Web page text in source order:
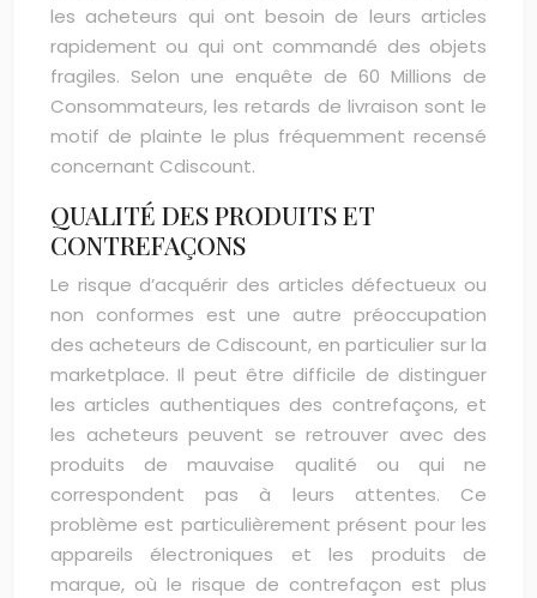
les acheteurs qui ont besoin de leurs articles
rapidement ou qui ont commandé des objets
fragiles. Selon une enquête de 60 Millions de
Consommateurs, les retards de livraison sont le
motif de plainte le plus fréquemment recensé
concernant Cdiscount.
QUALITÉ DES PRODUITS ET
CONTREFAÇONS
Le risque d’acquérir des articles défectueux ou
non conformes est une autre préoccupation
des acheteurs de Cdiscount, en particulier sur la
marketplace. Il peut être difficile de distinguer
les articles authentiques des contrefaçons, et
les acheteurs peuvent se retrouver avec des
produits de mauvaise qualité ou qui ne
correspondent pas à leurs attentes. Ce
problème est particulièrement présent pour les
appareils électroniques et les produits de
marque, où le risque de contrefaçon est plus